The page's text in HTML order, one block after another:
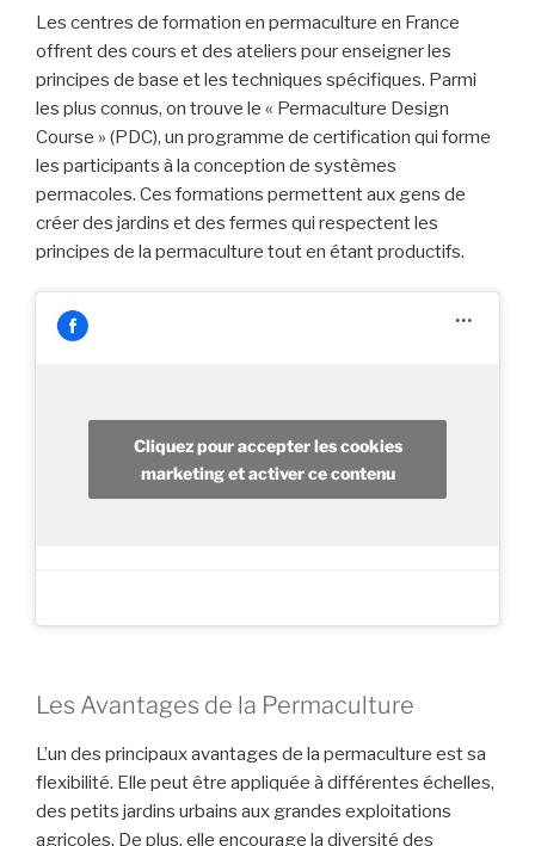
Les centres de formation en permaculture en France
offrent des cours et des ateliers pour enseigner les
principes de base et les techniques spécifiques. Parmi
les plus connus, on trouve le « Permaculture Design
Course » (PDC), un programme de certification qui forme
les participants à la conception de systèmes
permacoles. Ces formations permettent aux gens de
créer des jardins et des fermes qui respectent les
principes de la permaculture tout en étant productifs.
Cliquez pour accepter les cookies
marketing et activer ce contenu
Les Avantages de la Permaculture
L’un des principaux avantages de la permaculture est sa
flexibilité. Elle peut être appliquée à différentes échelles,
des petits jardins urbains aux grandes exploitations
agricoles. De plus, elle encourage la diversité des